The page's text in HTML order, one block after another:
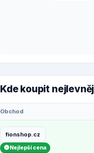
Kde koupit
Obchod
fionshop.cz
Nejlepší cena